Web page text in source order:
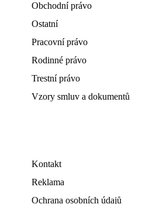
Obchodní právo
Ostatní
Pracovní právo
Rodinné právo
Trestní právo
Vzory smluv a dokumentů
Kontakt
Reklama
Ochrana osobních údajů